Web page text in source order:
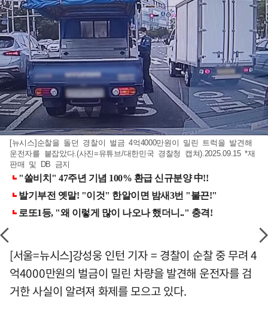
[뉴시스]순찰을 돌던 경찰이 벌금 4억4000만원이 밀린 트럭을 발견해
운전자를 붙잡았다.(사진=유튜브/대한민국 경찰청 캡쳐).2025.09.15 *재
판매 및 DB 금지
[서울=뉴시스]강성웅 인턴 기자 = 경찰이 순찰 중 무려 4
억4000만원의 벌금이 밀린 차량을 발견해 운전자를 검
거한 사실이 알려져 화제를 모으고 있다.